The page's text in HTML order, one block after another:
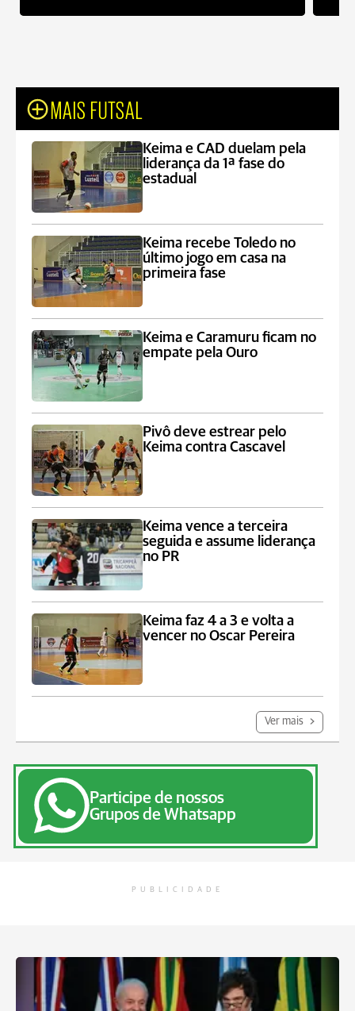
MAIS FUTSAL
Keima e CAD duelam pela
liderança da 1ª fase do
estadual
Keima recebe Toledo no
último jogo em casa na
primeira fase
Keima e Caramuru ficam no
empate pela Ouro
Pivô deve estrear pelo
Keima contra Cascavel
Keima vence a terceira
seguida e assume liderança
no PR
Keima faz 4 a 3 e volta a
vencer no Oscar Pereira
Ver mais
Participe de nossos
Grupos de Whatsapp
PUBLICIDADE